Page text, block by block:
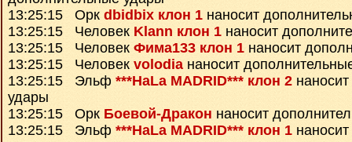
13:25:15 Орк dbidbix клон 1 наносит
13:25:15 Человек Klann клон 1 наносит
13:25:15 Человек Фима133 клон 1 наносит
13:25:15 Человек volodia наносит
13:25:15 Эльф ***HaLa MADRID*** клон 2
удары
13:25:15 Орк Боевой-Дракон наносит
13:25:15 Эльф ***HaLa MADRID*** клон 1